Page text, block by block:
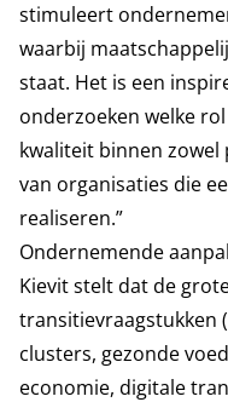
stimuleert
waarbij
staat. Het is een
onderzoeken welke
kwaliteit binnen zowel
van organisaties die
realiseren.”
Ondernemende
Kievit stelt dat de
transitievraagstukken
clusters, gezonde
economie, digitale